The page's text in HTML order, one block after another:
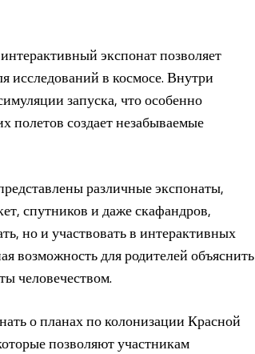
экспонат позволяет
исследований в космосе. Внутри
запуска, что особенно
полетов создает незабываемые
различные экспонаты,
спутников и даже скафандров,
но и участвовать в интерактивных
возможность для родителей объяснить
человечеством.
о планах по колонизации Красной
позволяют участникам